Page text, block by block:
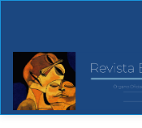
principal
Barra
lateral